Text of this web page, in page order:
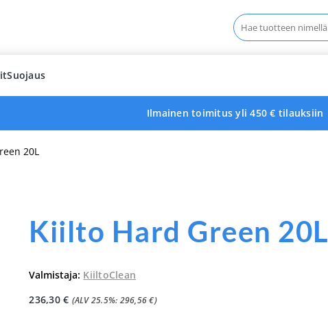
Haku:
Suojaus
Ilmainen toimitus yli 450 € tilauksiin
20L
Kiilto Hard Green 20L
Valmistaja: KiiltoClean
236,30€ (ALV 25.5%: 296,56€)